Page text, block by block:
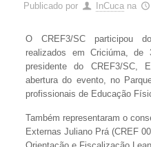
Publicado por InCuca na
O CREF3/SC participou
realizados em Criciúma,
presidente do CREF3/SC,
abertura do evento, no
profissionais de Educação
Também representaram o
Externas Juliano Prá (CREF